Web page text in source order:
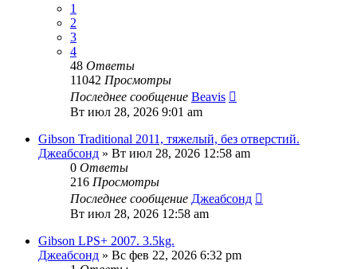
1
2
3
4
48 Ответы
11042 Просмотры
Последнее сообщение Beavis
Вт июл 28, 2026 9:01 am
Gibson Traditional 2011, тяжелый, без отверстий.
Джеабсонд » Вт июл 28, 2026 12:58 am
0 Ответы
216 Просмотры
Последнее сообщение Джеабсонд
Вт июл 28, 2026 12:58 am
Gibson LPS+ 2007. 3.5kg.
Джеабсонд » Вс фев 22, 2026 6:32 pm